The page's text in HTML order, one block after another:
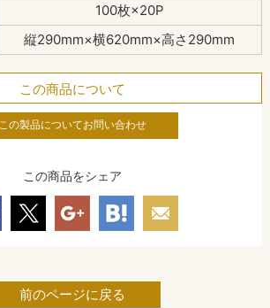
100枚×20P
縦290mm×横620mm×高さ290mm
この商品について
この製品についてお問い合わせ
この商品をシェア
前のページに戻る